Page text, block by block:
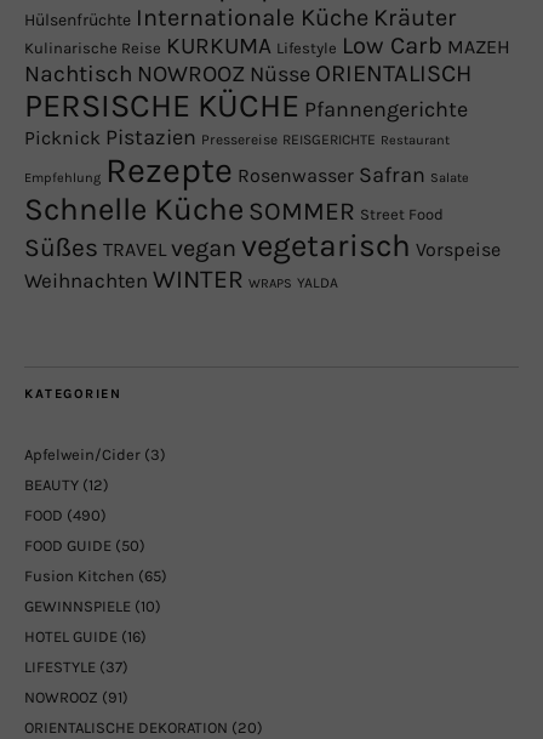
Hülsenfrüchte Internationale Küche Kräuter
Kulinarische Reise KURKUMA Lifestyle Low Carb MAZEH
Nachtisch NOWROOZ Nüsse ORIENTALISCH
PERSISCHE KÜCHE Pfannengerichte
Picknick Pistazien Pressereise REISGERICHTE Restaurant
Empfehlung Rezepte Rosenwasser Safran Salate
Schnelle Küche SOMMER Street Food
Süßes TRAVEL vegan vegetarisch Vorspeise
Weihnachten WINTER WRAPS YALDA
KATEGORIEN
Apfelwein/Cider (3)
BEAUTY (12)
FOOD (490)
FOOD GUIDE (50)
Fusion Kitchen (65)
GEWINNSPIELE (10)
HOTEL GUIDE (16)
LIFESTYLE (37)
NOWROOZ (91)
ORIENTALISCHE DEKORATION (20)